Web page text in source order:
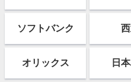
ソフトバンク
オリックス 日